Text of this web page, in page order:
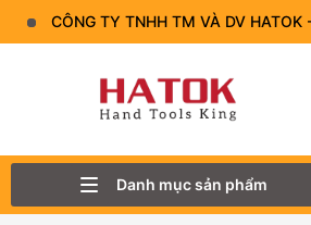
CÔNG TY TNHH TM VÀ DV HATOK
Danh mục sản phẩm